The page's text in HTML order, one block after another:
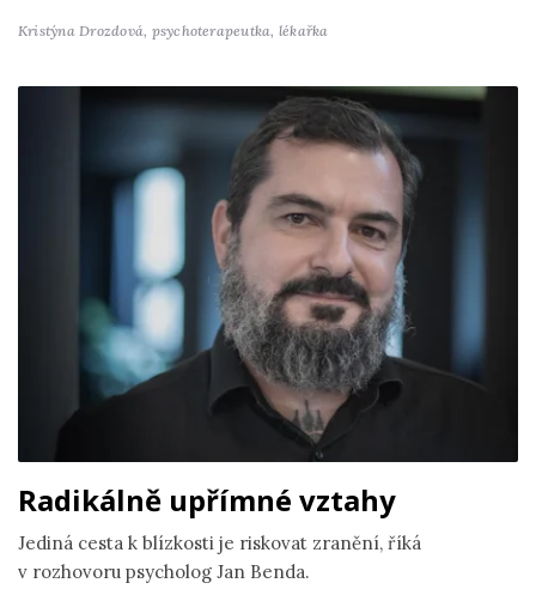
Kristýna Drozdová, psychoterapeutka, lékařka
Radikálně upřímné vztahy
Jediná cesta k blízkosti je riskovat zranění, říká
v rozhovoru psycholog Jan Benda.